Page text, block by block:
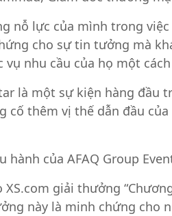
nỗ lực của mình trong
cho sự tin tưởng mà
nhu cầu của họ một cách
là một sự kiện hàng
cố thêm vị thế dẫn đầu
hành của AFAQ Group
giải thưởng
này là minh chứng